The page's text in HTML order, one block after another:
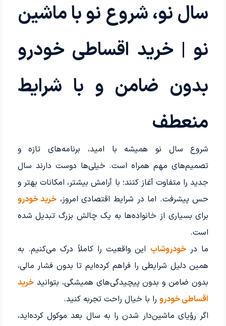
سال نو، شروع نو با ماشین
نو | خرید اقساطی خودرو
بدون ضامن و با شرایط
منعطف
شروع سال نو همیشه با امید، برنامه‌های تازه و
تصمیم‌های مهم همراه است. خیلی‌ها دوست دارند سال
جدید را متفاوت آغاز کنند؛ با آرامش بیشتر، امکانات بهتر و
حس پیشرفت. اما در شرایط اقتصادی امروز، خرید خودرو
برای بسیاری از خانواده‌ها به یک چالش بزرگ تبدیل شده
است.
ما درخودروشاپ این واقعیت را کاملاً درک می‌کنیم. به
همین دلیل شرایطی را فراهم کرده‌ایم تا بدون فشار مالی،
بدون ضامن و بدون پیچیدگی‌های همیشگی، بتوانیدخرید
اقساطی خودرورا با خیال راحت تجربه کنید.
اگر رؤیای ماشین‌دار شدن را به سال بعد موکول کرده‌اید،